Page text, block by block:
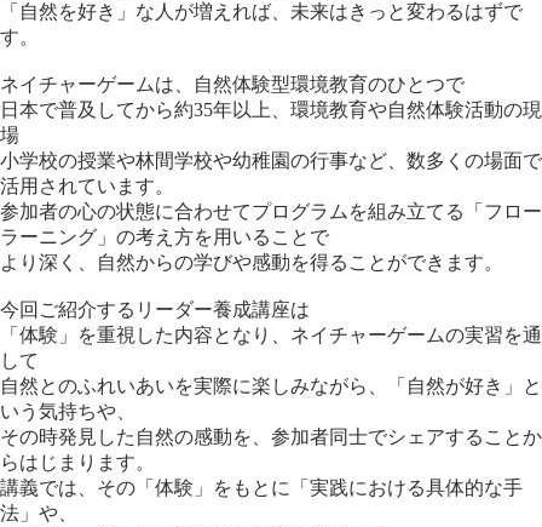
「自然を好き」な人が増えれば、未来はきっと変わるはずで
す。
ネイチャーゲームは、自然体験型環境教育のひとつで
日本で普及してから約35年以上、環境教育や自然体験活動の現
場
小学校の授業や林間学校や幼稚園の行事など、数多くの場面で
活用されています。
参加者の心の状態に合わせてプログラムを組み立てる「フロー
ラーニング」の考え方を用いることで
より深く、自然からの学びや感動を得ることができます。
今回ご紹介するリーダー養成講座は
「体験」を重視した内容となり、ネイチャーゲームの実習を通
して
自然とのふれいあいを実際に楽しみながら、「自然が好き」と
いう気持ちや、
その時発見した自然の感動を、参加者同士でシェアすることか
らはじまります。
講義では、その「体験」をもとに「実践における具体的な手
法」や、